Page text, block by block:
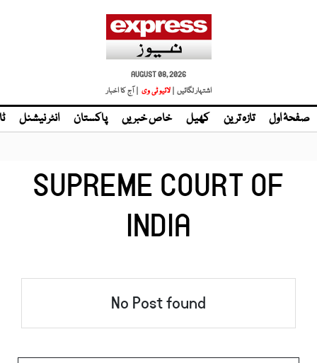
AUGUST 08, 2026
اشتہار لگائیں | لائیو ٹی وی | آج کا اخبار
صفحۂ اول تازہ ترین کھیل خاص خبریں پاکستان انٹر نیشنل
SUPREME COURT OF
INDIA
No Post found